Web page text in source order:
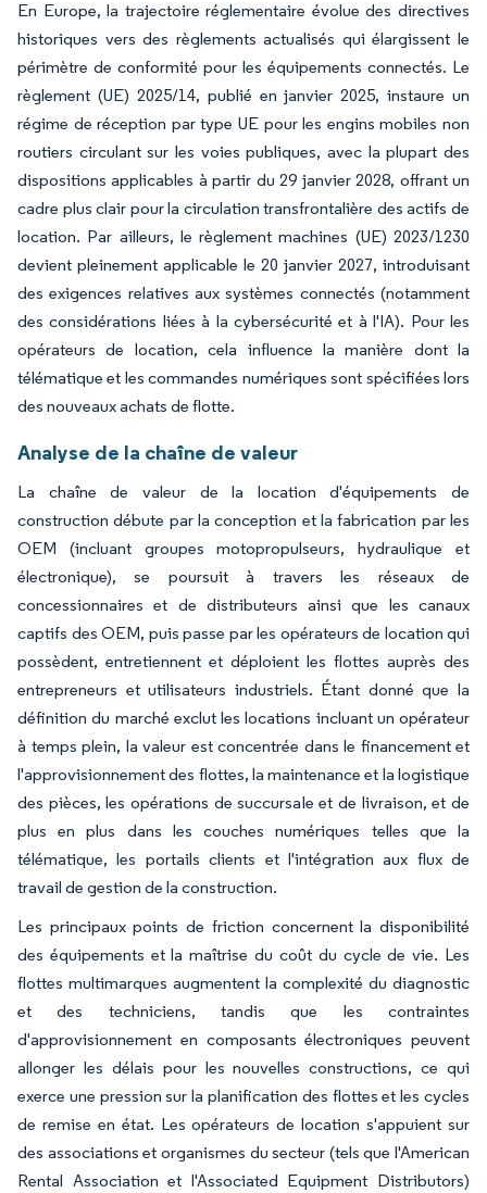
En Europe, la trajectoire réglementaire évolue des directives
historiques vers des règlements actualisés qui élargissent le
périmètre de conformité pour les équipements connectés. Le
règlement (UE) 2025/14, publié en janvier 2025, instaure un
régime de réception par type UE pour les engins mobiles non
routiers circulant sur les voies publiques, avec la plupart des
dispositions applicables à partir du 29 janvier 2028, offrant un
cadre plus clair pour la circulation transfrontalière des actifs de
location. Par ailleurs, le règlement machines (UE) 2023/1230
devient pleinement applicable le 20 janvier 2027, introduisant
des exigences relatives aux systèmes connectés (notamment
des considérations liées à la cybersécurité et à l'IA). Pour les
opérateurs de location, cela influence la manière dont la
télématique et les commandes numériques sont spécifiées lors
des nouveaux achats de flotte.
Analyse de la chaîne de valeur
La chaîne de valeur de la location d'équipements de
construction débute par la conception et la fabrication par les
OEM (incluant groupes motopropulseurs, hydraulique et
électronique), se poursuit à travers les réseaux de
concessionnaires et de distributeurs ainsi que les canaux
captifs des OEM, puis passe par les opérateurs de location qui
possèdent, entretiennent et déploient les flottes auprès des
entrepreneurs et utilisateurs industriels. Étant donné que la
définition du marché exclut les locations incluant un opérateur
à temps plein, la valeur est concentrée dans le financement et
l'approvisionnement des flottes, la maintenance et la logistique
des pièces, les opérations de succursale et de livraison, et de
plus en plus dans les couches numériques telles que la
télématique, les portails clients et l'intégration aux flux de
travail de gestion de la construction.
Les principaux points de friction concernent la disponibilité
des équipements et la maîtrise du coût du cycle de vie. Les
flottes multimarques augmentent la complexité du diagnostic
et des techniciens, tandis que les contraintes
d'approvisionnement en composants électroniques peuvent
allonger les délais pour les nouvelles constructions, ce qui
exerce une pression sur la planification des flottes et les cycles
de remise en état. Les opérateurs de location s'appuient sur
des associations et organismes du secteur (tels que l'American
Rental Association et l'Associated Equipment Distributors)